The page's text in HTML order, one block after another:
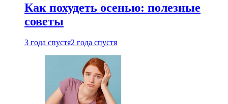
Как похудеть осенью: полезные
советы
3 года спустя2 года спустя